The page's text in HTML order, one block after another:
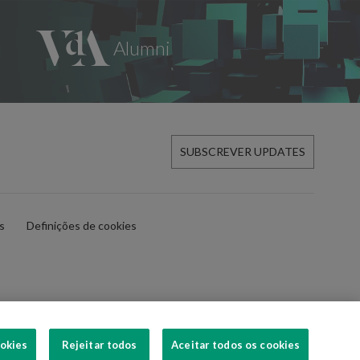
SUBSCREVER UPDATES
Definições de cookies
SIGA-NOS
Rejeitar todos Aceitar todos os cookies